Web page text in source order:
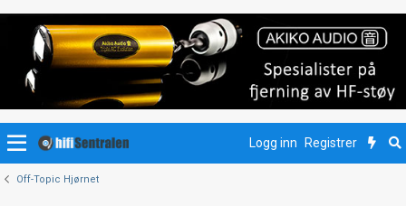
Logg inn Registrer
Off-Topic Hjørnet